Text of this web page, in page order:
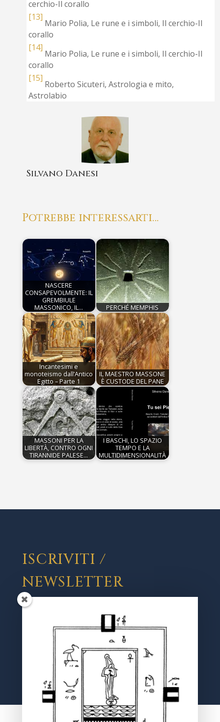
cerchio-Il corallo
[13]
Mario Polia, Le rune e i simboli, Il cerchio-Il
corallo
[14]
Mario Polia, Le rune e i simboli, Il cerchio-Il
corallo
[15]
Roberto Sicuteri, Astrologia e mito,
Astrolabio
Silvano Danesi
Potrebbe interessarti…
NASCERE
CONSAPEVOLMENTE: IL
GREMBIULE
MASSONICO, IL…
PERCHÉ MEMPHIS
Incantesimi e
monoteismo dall’Antico
Egitto – Parte 1
IL MAESTRO MASSONE
È CUSTODE DEL PANE
MASSONI PER LA
LIBERTÀ, CONTRO OGNI
TIRANNIDE PALESE…
I BASCHI, LO SPAZIO
TEMPO E LA
MULTIDIMENSIONALITÀ
ISCRIVITI /
NEWSLETTER
Registrati